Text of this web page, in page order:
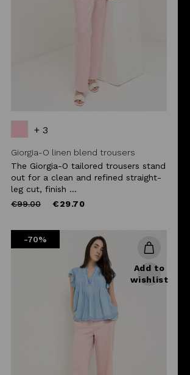
+ 3
Giorgia-O linen blend trousers
The Giorgia-O tailored trousers stand
out for a clean and refined straight-
leg cut, finish ...
Price
€99.00to €29.70
-70%
Add to
wishlist